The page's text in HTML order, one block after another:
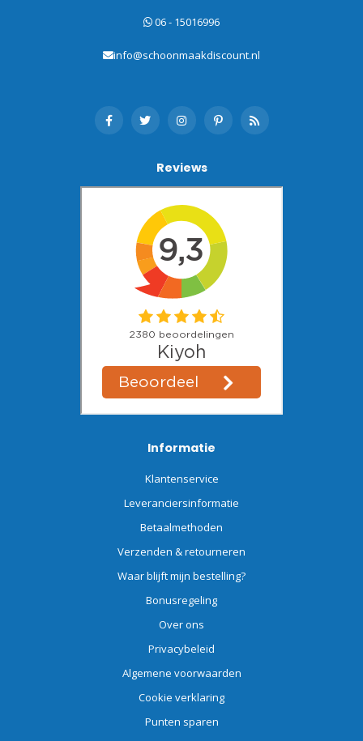
06 - 15016996
info@schoonmaakdiscount.nl
Reviews
Informatie
Klantenservice
Leveranciersinformatie
Betaalmethoden
Verzenden & retourneren
Waar blijft mijn bestelling?
Bonusregeling
Over ons
Privacybeleid
Algemene voorwaarden
Cookie verklaring
Punten sparen